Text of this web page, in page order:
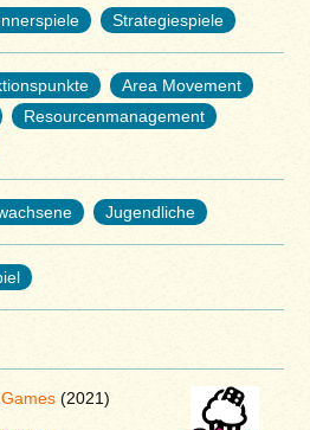
Strategiespiele
Area Movement
Resourcenmanagement
Jugendliche
(2021)